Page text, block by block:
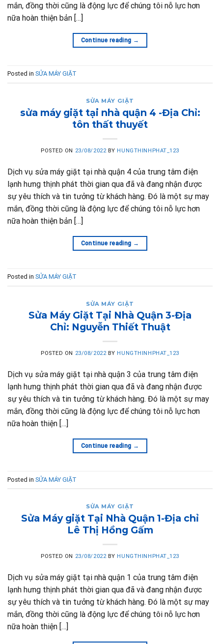
mắn, đồng thời cũng là động lực để chúng tôi nỗ lực hơn
nữa hoàn thiện bản […]
Continue reading →
Posted in SỬA MÁY GIẶT
SỬA MÁY GIẶT
sửa máy giặt tại nhà quận 4 -Địa Chỉ:
tôn thất thuyết
POSTED ON 23/08/2022 BY HUNGTHINHPHAT_123
Dịch vụ sửa máy giặt tại nhà quận 4 của trung tâm điện
lạnh hưng thịnh phát thời gian qua đã và đang nhận được
sự yêu thích và tin tưởng từ khách hàng. Đó là một sự may
mắn, đồng thời cũng là động lực để chúng tôi nỗ lực hơn
nữa hoàn thiện bản […]
Continue reading →
Posted in SỬA MÁY GIẶT
SỬA MÁY GIẶT
Sửa Máy Giặt Tại Nhà Quận 3-Địa
Chỉ: Nguyễn Thiết Thuật
POSTED ON 23/08/2022 BY HUNGTHINHPHAT_123
Dịch vụ sửa máy giặt tại nhà quận 3 của trung tâm điện
lạnh hưng thịnh phát thời gian qua đã và đang nhận được
sự yêu thích và tin tưởng từ khách hàng. Đó là một sự may
mắn, đồng thời cũng là động lực để chúng tôi nỗ lực hơn
nữa hoàn thiện […]
Continue reading →
Posted in SỬA MÁY GIẶT
SỬA MÁY GIẶT
Sửa Máy giặt Tại Nhà Quận 1-Địa chỉ
Lê Thị Hồng Gấm
POSTED ON 23/08/2022 BY HUNGTHINHPHAT_123
Dịch vụ sửa máy giặt tại nhà quận 1 của trung tâm điện
lạnh hưng thịnh phát thời gian qua đã và đang nhận được
sự yêu thích và tin tưởng từ khách hàng. Đó là một sự may
mắn, đồng thời cũng là động lực để chúng tôi nỗ lực hơn
nữa hoàn thiện […]